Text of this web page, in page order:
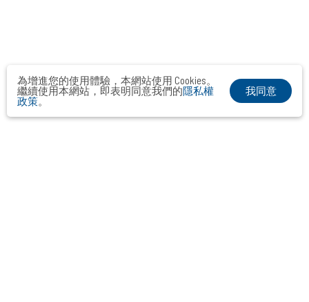
為增進您的使用體驗，本網站使用 Cookies。
繼續使用本網站，即表明同意我們的隱私權
政策。
我同意